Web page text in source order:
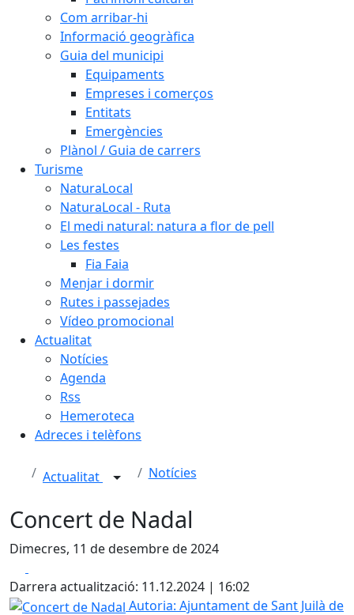
Com arribar-hi
Informació geogràfica
Guia del municipi
Equipaments
Empreses i comerços
Entitats
Emergències
Plànol / Guia de carrers
Turisme
NaturaLocal
NaturaLocal - Ruta
El medi natural: natura a flor de pell
Les festes
Fia Faia
Menjar i dormir
Rutes i passejades
Vídeo promocional
Actualitat
Notícies
Agenda
Rss
Hemeroteca
Adreces i telèfons
Actualitat Notícies
Concert de Nadal
Dimecres, 11 de desembre de 2024
Darrera actualització: 11.12.2024 | 16:02
Concert de Nadal
Autoria: Ajuntament de Sant Juilà de